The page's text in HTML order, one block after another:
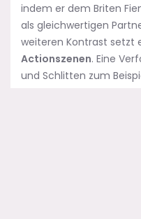
indem er dem Briten
als gleichwertigen
weiteren Kontrast setzt
Actionszenen. Eine
und Schlitten zum